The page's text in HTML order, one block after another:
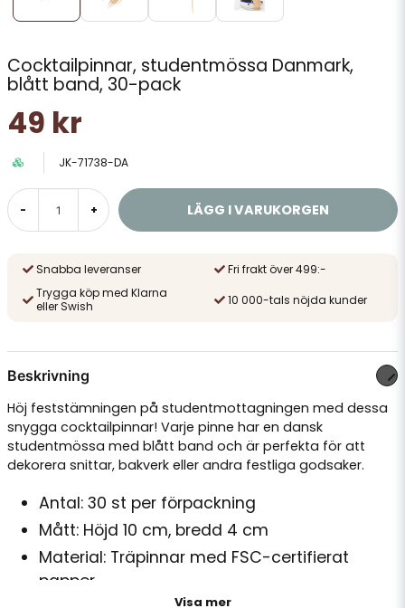
Cocktailpinnar, studentmössa Danmark,
blått band, 30-pack
49 kr
JK-71738-DA
- + LÄGG I VARUKORGEN
Snabba leveranser
Fri frakt över 499:-
Trygga köp med Klarna
eller Swish
10 000-tals nöjda kunder
Beskrivning
Höj feststämningen på studentmottagningen med dessa
snygga cocktailpinnar! Varje pinne har en dansk
studentmössa med blått band och är perfekta för att
dekorera snittar, bakverk eller andra festliga godsaker.
Antal: 30 st per förpackning
Mått: Höjd 10 cm, bredd 4 cm
Material: Träpinnar med FSC-certifierat
papper
Visa mer